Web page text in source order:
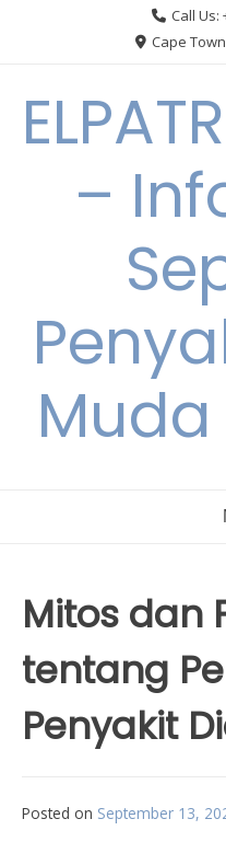
Call Us:
Cape
–
Mitos dan
tentang
Penyakit
Posted on September 13,